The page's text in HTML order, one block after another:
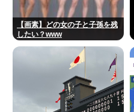
【画素】どの女の子と子孫を残
したい？www